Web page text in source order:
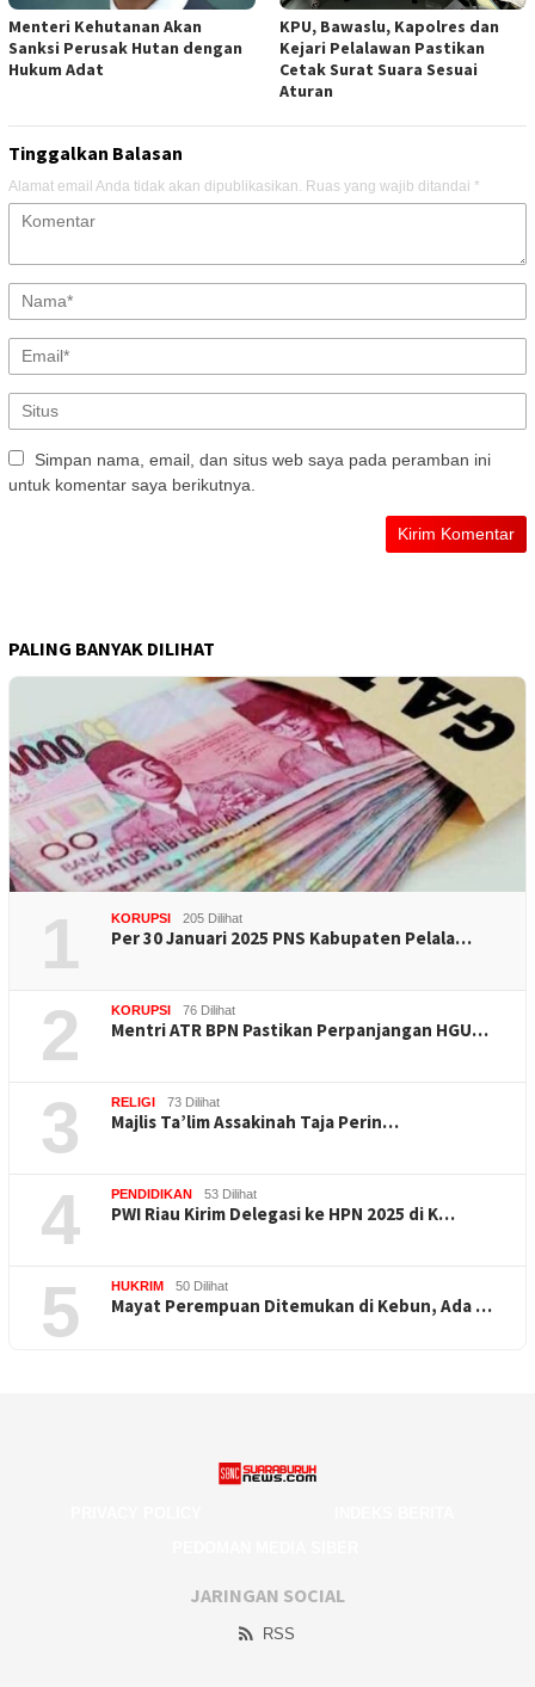
Menteri Kehutanan Akan
Sanksi Perusak Hutan dengan
Hukum Adat
KPU, Bawaslu, Kapolres dan
Kejari Pelalawan Pastikan
Cetak Surat Suara Sesuai
Aturan
Tinggalkan Balasan
Alamat email Anda tidak akan dipublikasikan. Ruas yang wajib ditandai *
Simpan nama, email, dan situs web saya pada peramban ini
untuk komentar saya berikutnya.
PALING BANYAK DILIHAT
1 KORUPSI 205 Dilihat
Per 30 Januari 2025 PNS Kabupaten Pelala…
2 KORUPSI 76 Dilihat
Mentri ATR BPN Pastikan Perpanjangan HGU…
3 RELIGI 73 Dilihat
Majlis Ta’lim Assakinah Taja Perin…
4 PENDIDIKAN 53 Dilihat
PWI Riau Kirim Delegasi ke HPN 2025 di K…
5 HUKRIM 50 Dilihat
Mayat Perempuan Ditemukan di Kebun, Ada …
JARINGAN SOCIAL
RSS